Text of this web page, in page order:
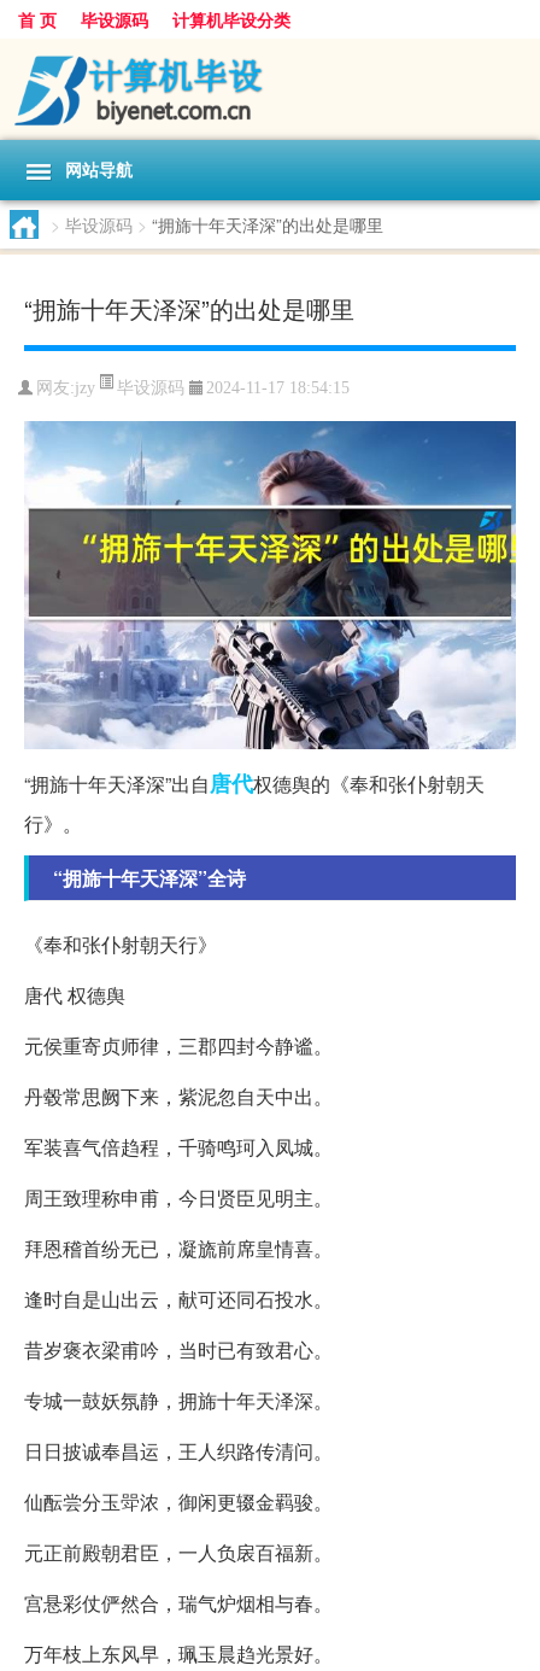
首 页 毕设源码 计算机毕设分类
网站导航
> 毕设源码 > “拥旆十年天泽深”的出处是哪里
“拥旆十年天泽深”的出处是哪里
网友:jzy 毕设源码 2024-11-17 18:54:15
“拥旆十年天泽深”出自唐代权德舆的《奉和张仆射朝天
行》。
“拥旆十年天泽深”全诗
《奉和张仆射朝天行》
唐代 权德舆
元侯重寄贞师律，三郡四封今静谧。
丹毂常思阙下来，紫泥忽自天中出。
军装喜气倍趋程，千骑鸣珂入凤城。
周王致理称申甫，今日贤臣见明主。
拜恩稽首纷无已，凝旒前席皇情喜。
逢时自是山出云，献可还同石投水。
昔岁褒衣梁甫吟，当时已有致君心。
专城一鼓妖氛静，拥旆十年天泽深。
日日披诚奉昌运，王人织路传清问。
仙酝尝分玉斝浓，御闲更辍金羁骏。
元正前殿朝君臣，一人负扆百福新。
宫悬彩仗俨然合，瑞气炉烟相与春。
万年枝上东风早，珮玉晨趋光景好。